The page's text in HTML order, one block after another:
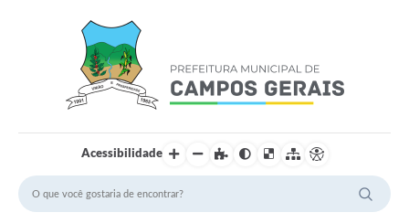
Acessibilidade